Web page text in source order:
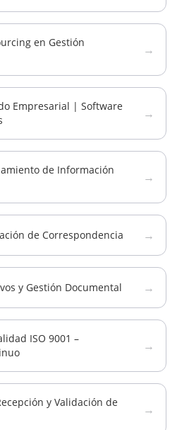
en Gestión
→
Empresarial | Software
→
de Información
→
de Correspondencia →
y Gestión Documental →
ISO 9001 –
→
y Validación de
→